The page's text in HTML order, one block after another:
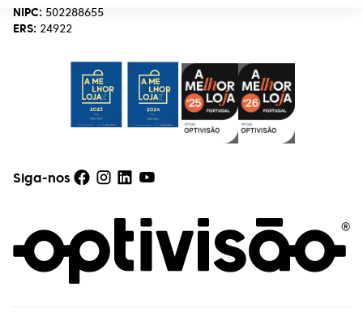
NIPC: 502288655
ERS: 24922
Siga-nos